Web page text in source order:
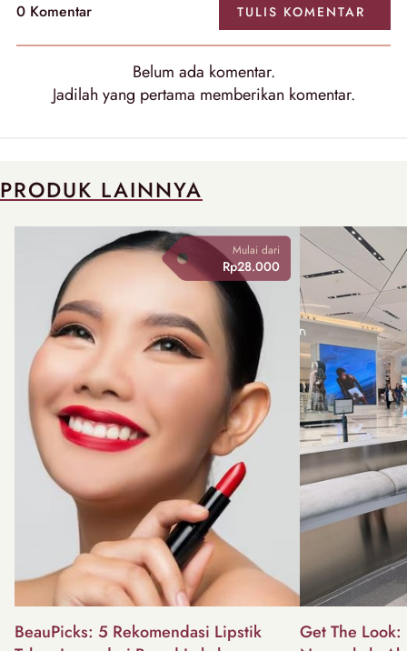
0 Komentar TULIS KOMENTAR
Belum ada komentar.
Jadilah yang pertama memberikan komentar.
PRODUK LAINNYA
Mulai dari
Rp28.000
BeauPicks: 5 Rekomendasi Lipstik
Get The